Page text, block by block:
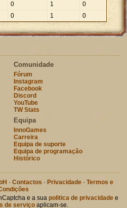
0 1
0
0 1 0
Comunidade
Fórum
Instagram
Facebook
Discord
YouTube
TW Stats
Equipa
InnoGames
Carreira
Equipa de suporte
Equipa de programação
Histórico
·Contactos · Privacidade ·Termos e
e a suapolitica de privacidade e
de serviço aplicam-se.